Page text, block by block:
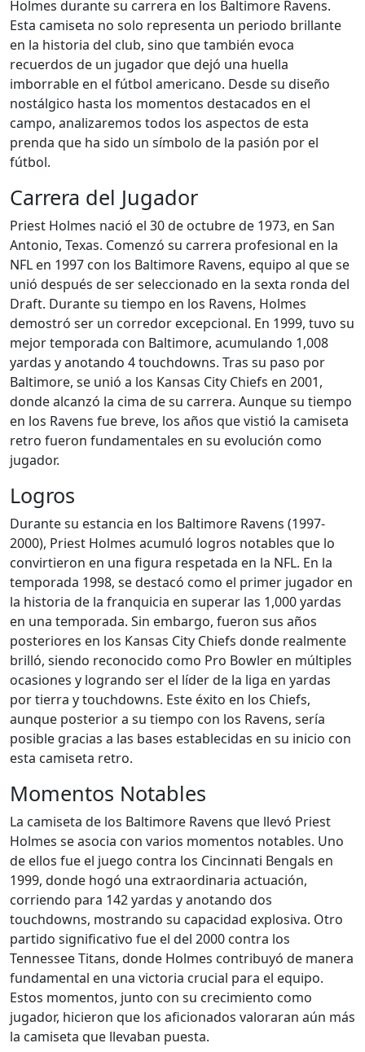
Holmes durante su carrera en los Baltimore Ravens.
Esta camiseta no solo representa un periodo brillante
en la historia del club, sino que también evoca
recuerdos de un jugador que dejó una huella
imborrable en el fútbol americano. Desde su diseño
nostálgico hasta los momentos destacados en el
campo, analizaremos todos los aspectos de esta
prenda que ha sido un símbolo de la pasión por el
fútbol.
Carrera del Jugador
Priest Holmes nació el 30 de octubre de 1973, en San
Antonio, Texas. Comenzó su carrera profesional en la
NFL en 1997 con los Baltimore Ravens, equipo al que se
unió después de ser seleccionado en la sexta ronda del
Draft. Durante su tiempo en los Ravens, Holmes
demostró ser un corredor excepcional. En 1999, tuvo su
mejor temporada con Baltimore, acumulando 1,008
yardas y anotando 4 touchdowns. Tras su paso por
Baltimore, se unió a los Kansas City Chiefs en 2001,
donde alcanzó la cima de su carrera. Aunque su tiempo
en los Ravens fue breve, los años que vistió la camiseta
retro fueron fundamentales en su evolución como
jugador.
Logros
Durante su estancia en los Baltimore Ravens (1997-
2000), Priest Holmes acumuló logros notables que lo
convirtieron en una figura respetada en la NFL. En la
temporada 1998, se destacó como el primer jugador en
la historia de la franquicia en superar las 1,000 yardas
en una temporada. Sin embargo, fueron sus años
posteriores en los Kansas City Chiefs donde realmente
brilló, siendo reconocido como Pro Bowler en múltiples
ocasiones y logrando ser el líder de la liga en yardas
por tierra y touchdowns. Este éxito en los Chiefs,
aunque posterior a su tiempo con los Ravens, sería
posible gracias a las bases establecidas en su inicio con
esta camiseta retro.
Momentos Notables
La camiseta de los Baltimore Ravens que llevó Priest
Holmes se asocia con varios momentos notables. Uno
de ellos fue el juego contra los Cincinnati Bengals en
1999, donde hogó una extraordinaria actuación,
corriendo para 142 yardas y anotando dos
touchdowns, mostrando su capacidad explosiva. Otro
partido significativo fue el del 2000 contra los
Tennessee Titans, donde Holmes contribuyó de manera
fundamental en una victoria crucial para el equipo.
Estos momentos, junto con su crecimiento como
jugador, hicieron que los aficionados valoraran aún más
la camiseta que llevaban puesta.